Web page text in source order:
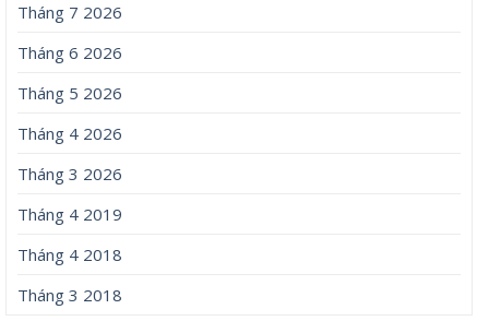
Tháng 7 2026
Tháng 6 2026
Tháng 5 2026
Tháng 4 2026
Tháng 3 2026
Tháng 4 2019
Tháng 4 2018
Tháng 3 2018